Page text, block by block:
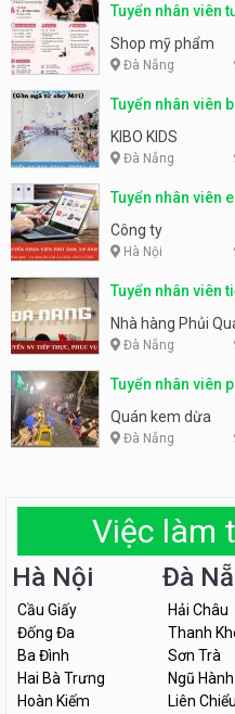
Tuyển nhân viên
Shop mỹ phẩm
Đà Nẵng
Tuyển nhân viên
KIBO KIDS
Đà Nẵng
Tuyển nhân viên
Công ty
Hà Nội
Tuyển nhân viên
Nhà hàng Phủi
Đà Nẵng
Tuyển nhân viên
Quán kem dừa
Đà Nẵng
Việc làm
Hà Nội
Cầu Giấy
Đống Đa
Ba Đình
Hai Bà Trưng
Hoàn Kiếm
Đà
Hải Châu
Thanh
Sơn Trà
Ngũ
Liên Chiểu